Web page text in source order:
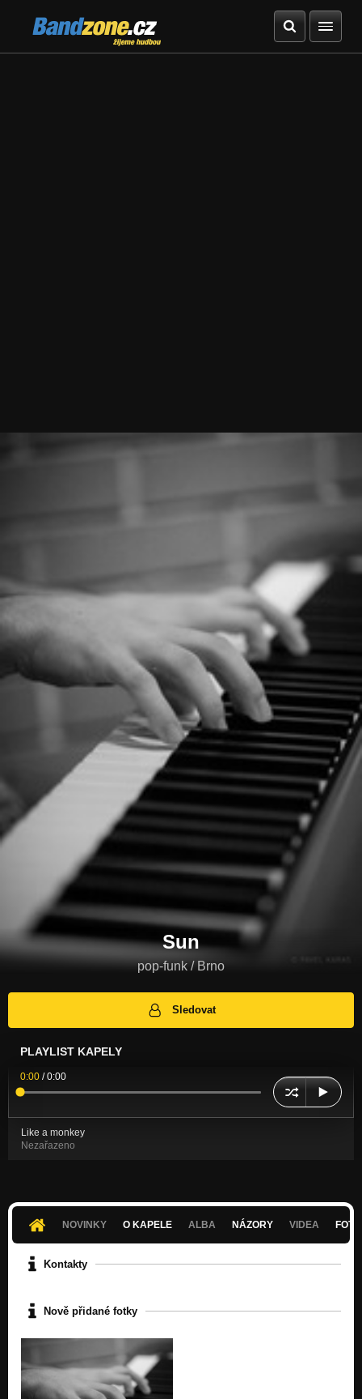
Bandzone.cz
žijeme hudbou
Sun
pop-funk / Brno
Sledovat
PLAYLIST KAPELY
0:00 /0:00
Like a monkey
Nezařazeno
NOVINKY O KAPELE ALBA NÁZORY VIDEA
Kontakty
Nově přidané fotky